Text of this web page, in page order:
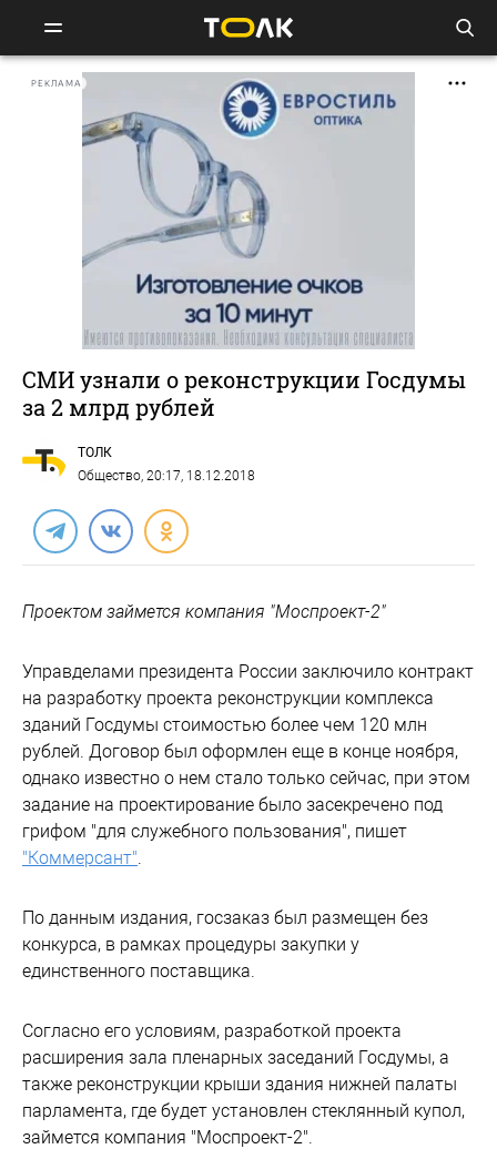
РЕКЛАМА
СМИ узнали о реконструкции Госдумы
за 2 млрд рублей
ТОЛК
Общество, 20:17, 18.12.2018
Проектом займется компания "Моспроект-2"
Управделами президента России заключило контракт
на разработку проекта реконструкции комплекса
зданий Госдумы стоимостью более чем 120 млн
рублей. Договор был оформлен еще в конце ноября,
однако известно о нем стало только сейчас, при этом
задание на проектирование было засекречено под
грифом "для служебного пользования", пишет
"Коммерсант".
По данным издания, госзаказ был размещен без
конкурса, в рамках процедуры закупки у
единственного поставщика.
Согласно его условиям, разработкой проекта
расширения зала пленарных заседаний Госдумы, а
также реконструкции крыши здания нижней палаты
парламента, где будет установлен стеклянный купол,
займется компания "Моспроект-2".